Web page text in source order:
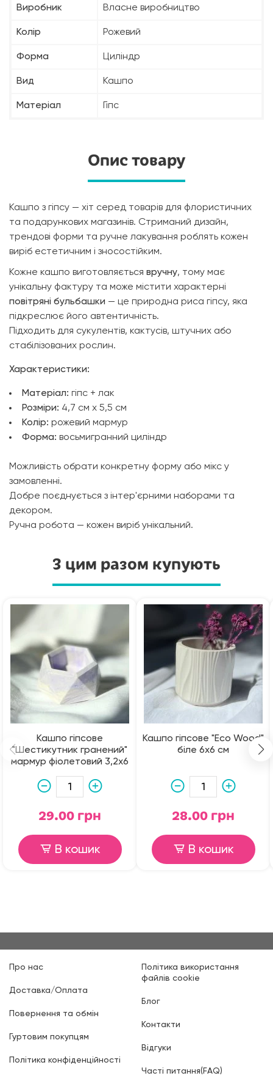
Виробник Власне виробництво
Колір Рожевий
Форма Циліндр
Вид Кашпо
Матеріал Гіпс
Опис товару
Кашпо з гіпсу — хіт серед товарів для флористичних
та подарункових магазинів. Стриманий дизайн,
трендові форми та ручне лакування роблять кожен
виріб естетичним і зносостійким.
Кожне кашпо виготовляється вручну, тому має
унікальну фактуру та може містити характерні
повітряні бульбашки — це природна риса гіпсу, яка
підкреслює його автентичність.
Підходить для сукулентів, кактусів, штучних або
стабілізованих рослин.
Характеристики:
Матеріал: гіпс + лак
Розміри: 4,7 см х 5,5 см
Колір: рожевий мармур
Форма: восьмигранний циліндр
Можливість обрати конкретну форму або мікс у
замовленні.
Добре поєднується з інтер'єрними наборами та
декором.
Ручна робота — кожен виріб унікальний.
З цим разом купують
Кашпо гіпсове
"Шестикутник гранений"
мармур фіолетовий 3,2х6
см
29.00 грн
В кошик
Кашпо гіпсове "Eco Wood"
біле 6х6 см
28.00 грн
В кошик
Про нас
Доставка/Оплата
Повернення та обмін
Гуртовим покупцям
Політика конфіденційності
Політика використання
файлів cookie
Блог
Контакти
Відгуки
Часті питання(FAQ)